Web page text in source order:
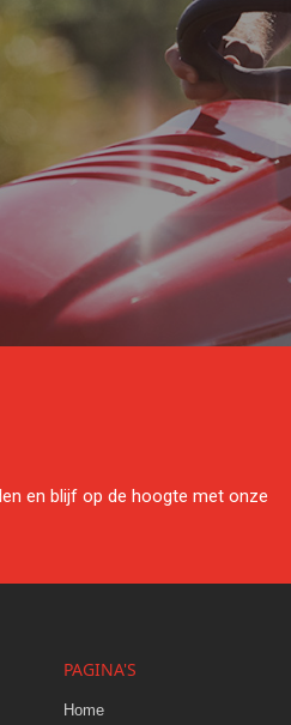
en blijf op de hoogte met onze
PAGINA'S
Home